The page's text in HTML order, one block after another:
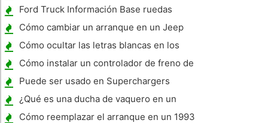
un Ford F-150 Camión 1997
Ford Truck Información Base ruedas
Cómo cambiar un arranque en un Jeep
Grand Cherokee 2002
Cómo ocultar las letras blancas en los
neumáticos
Cómo instalar un controlador de freno de
remolque en el 2007 Avalancha
Puede ser usado en Superchargers
Tracción delantera
¿Qué es una ducha de vaquero en un
remolque de caballos
Cómo reemplazar el arranque en un 1993